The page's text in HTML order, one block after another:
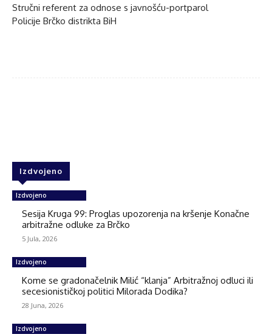
Stručni referent za odnose s javnošću-portparol
Policije Brčko distrikta BiH
Izdvojeno
Izdvojeno
Sesija Kruga 99: Proglas upozorenja na kršenje Konačne
arbitražne odluke za Brčko
5 Jula, 2026
Izdvojeno
Kome se gradonačelnik Milić “klanja” Arbitražnoj odluci ili
secesionističkoj politici Milorada Dodika?
28 Juna, 2026
Izdvojeno